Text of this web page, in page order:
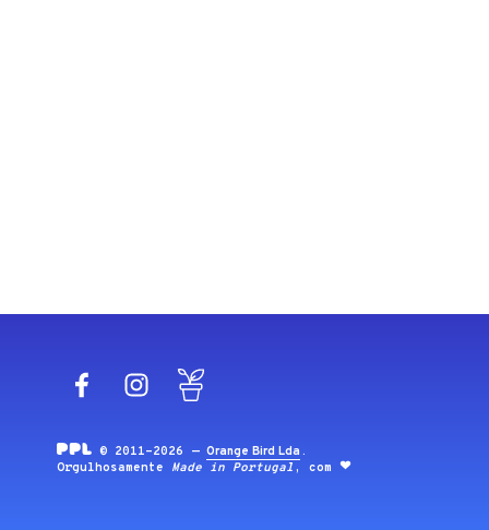
FacebookInstagram
© 2011-2026 —Orange Bird Lda .
Orgulhosamente Made in Portugal , com